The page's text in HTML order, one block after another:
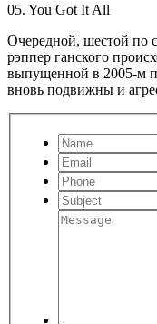
05. You Got It All
Очередной, шестой по
рэппер ганского
выпущенной в 2005-м
вновь подвижны и